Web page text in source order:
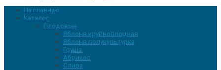
На главную
Каталог
Плодовые
Яблоня крупноплодная
Яблоня полукультурка
Груша
Абрикос
Слива